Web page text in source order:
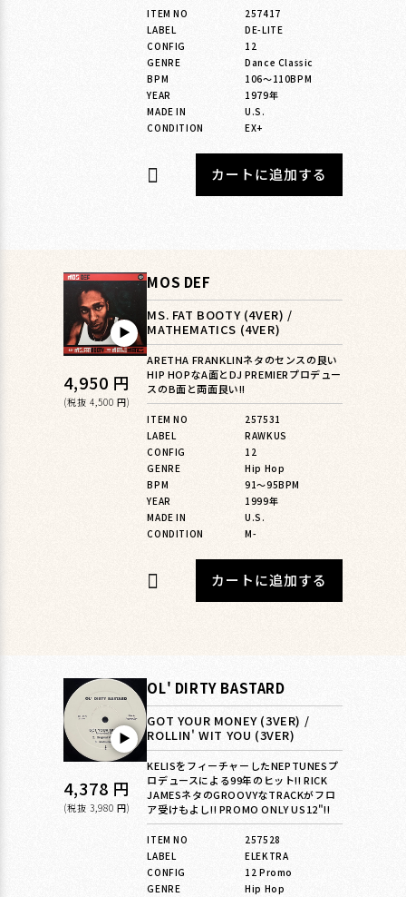
ITEM NO
257417
LABEL
DE-LITE
CONFIG
12
GENRE
Dance Classic
BPM
106〜110BPM
YEAR
1979年
MADE IN
U.S.
CONDITION
EX+
カートに追加する
▶︎
通
常
4,950 円
(税抜 4,500 円)
MOS DEF
MS. FAT BOOTY (4VER) /
MATHEMATICS (4VER)
ARETHA FRANKLINネタのセンスの良い
HIP HOPなA面とDJ PREMIERプロデュー
スのB面と両面良い!!
ITEM NO
257531
LABEL
RAWKUS
CONFIG
12
GENRE
Hip Hop
BPM
91〜95BPM
YEAR
1999年
MADE IN
U.S.
CONDITION
M-
カートに追加する
▶︎
通
常
4,378 円
(税抜 3,980 円)
OL' DIRTY BASTARD
GOT YOUR MONEY (3VER) /
ROLLIN' WIT YOU (3VER)
KELISをフィーチャーしたNEPTUNESプ
ロデュースによる99年のヒット!! RICK
JAMESネタのGROOVYなTRACKがフロ
ア受けもよし!! PROMO ONLY US12"!!
ITEM NO
257528
LABEL
ELEKTRA
CONFIG
12 Promo
GENRE
Hip Hop